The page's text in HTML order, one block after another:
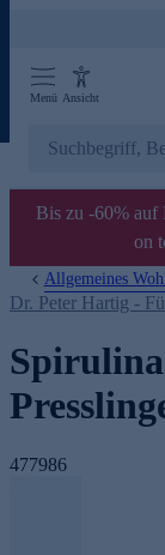
Menü Ansicht
Bis zu -60% auf
on
Allgemeines
Dr. Peter Hartig -
477986